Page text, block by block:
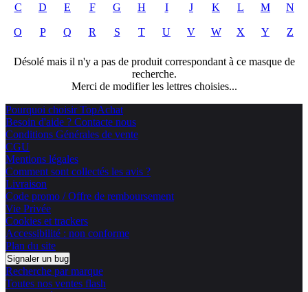
C D E F G H I J K L M N
O P Q R S T U V W X Y Z
Désolé mais il n'y a pas de produit correspondant à ce masque de
recherche.
Merci de modifier les lettres choisies...
Pourquoi choisir TopAchat
Besoin d'aide ? Contacte nous
Conditions Générales de vente
CGU
Mentions légales
Comment sont collectés les avis ?
Livraison
Code promo / Offre de remboursement
Vie Privée
Cookies et trackers
Accessibilité : non conforme
Plan du site
Signaler un bug
Recherche par marque
Toutes nos ventes flash